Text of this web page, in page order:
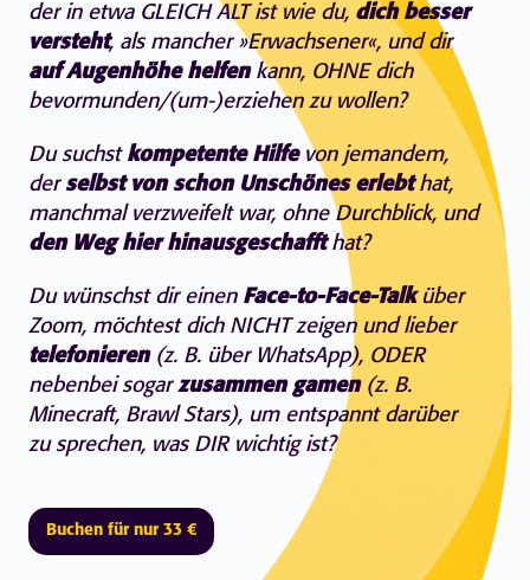
der in etwa GLEICH ALT ist wie du, dich besser
versteht, als mancher »Erwachsener«, und dir
auf Augenhöhe helfenkann, OHNE dich
bevormunden/(um-)erziehen zu wollen?
Du suchst kompetente Hilfevon jemandem,
derselbst von schon Unschönes erlebthat,
manchmal verzweifelt war, ohne Durchblick, und
den Weg hier hinausgeschaffthat?
Du wünschst dir einen Face-to-Face-Talküber
Zoom, möchtest dich NICHT zeigen und lieber
telefonieren(z. B. über WhatsApp), ODER
nebenbei sogarzusammen gamen(z. B.
Minecraft, Brawl Stars), um entspannt darüber
zu sprechen, was DIR wichtig ist?
Buchen für nur 33 €